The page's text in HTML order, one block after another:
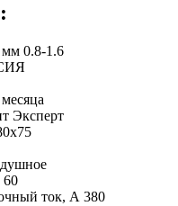
мм 0.8-1.6
Эксперт
60
ток, А 380